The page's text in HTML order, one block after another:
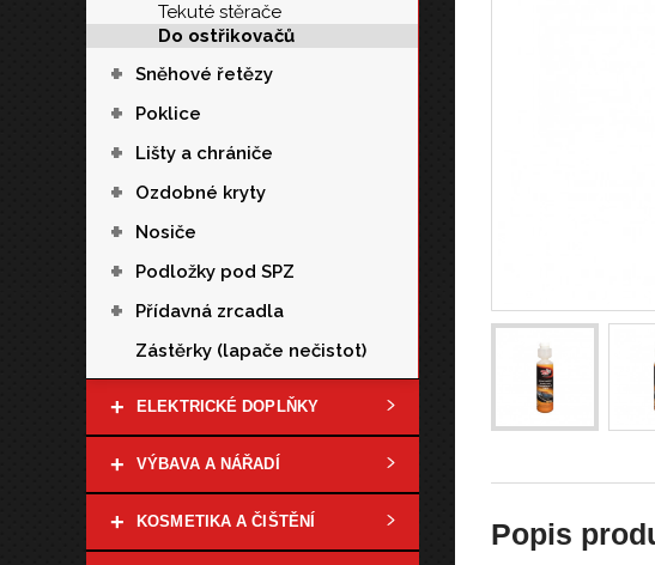
Tekuté stěrače
Do ostřikovačů
+ Sněhové řetězy
+ Poklice
+ Lišty a chrániče
+ Ozdobné kryty
+ Nosiče
+ Podložky pod SPZ
+
Přídavná zrcadla
Zástěrky (lapače nečistot)
+ ELEKTRICKÉ DOPLŇKY
+ VÝBAVA A NÁŘADÍ
+ KOSMETIKA A ČIŠTĚNÍ Popis